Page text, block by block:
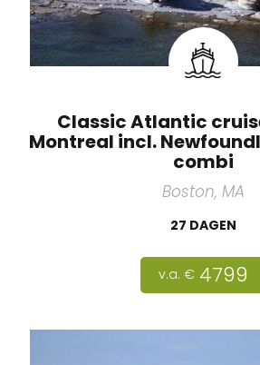
Classic Atlantic
Montreal incl.
combi
Boston, MA
27 DAGEN
v.a. € 4799